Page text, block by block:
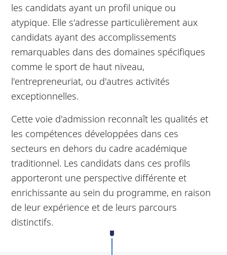
les candidats ayant un profil unique ou
atypique. Elle s'adresse particulièrement aux
candidats ayant des accomplissements
remarquables dans des domaines spécifiques
comme le sport de haut niveau,
l'entrepreneuriat, ou d'autres activités
exceptionnelles.
Cette voie d'admission reconnaît les qualités et
les compétences développées dans ces
secteurs en dehors du cadre académique
traditionnel. Les candidats dans ces profils
apporteront une perspective différente et
enrichissante au sein du programme, en raison
de leur expérience et de leurs parcours
distinctifs.